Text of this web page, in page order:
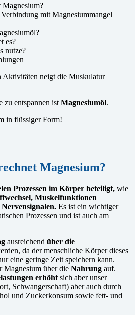
Magnesium?
mit Magnesiummangel
es?
nutze?
Aktivitäten neigt die Muskulatur
zu entspannen ist Magnesiumöl.
in flüssiger Form!
Magnesium?
Prozessen im Körper beteiligt, wie
Muskelfunktionen
Es ist ein wichtiger
Prozessen und ist auch am
ausreichend über die
da der menschliche Körper dieses
eine geringe Zeit speichern kann.
Magnesium über die Nahrung auf.
erhöht sich aber unser
Schwangerschaft) aber auch durch
und Zuckerkonsum sowie fett- und